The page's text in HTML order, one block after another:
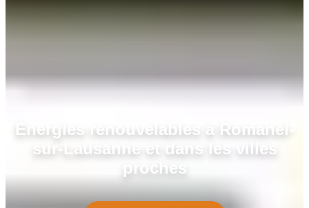
Énergies renouvelables à Romanel-
sur-Lausanne et dans les villes
proches